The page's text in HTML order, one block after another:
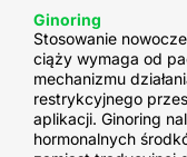
Ginoring
Stosowanie
ciąży wymaga od
mechanizmu
restrykcyjnego
aplikacji. Ginoring
hormonalnych